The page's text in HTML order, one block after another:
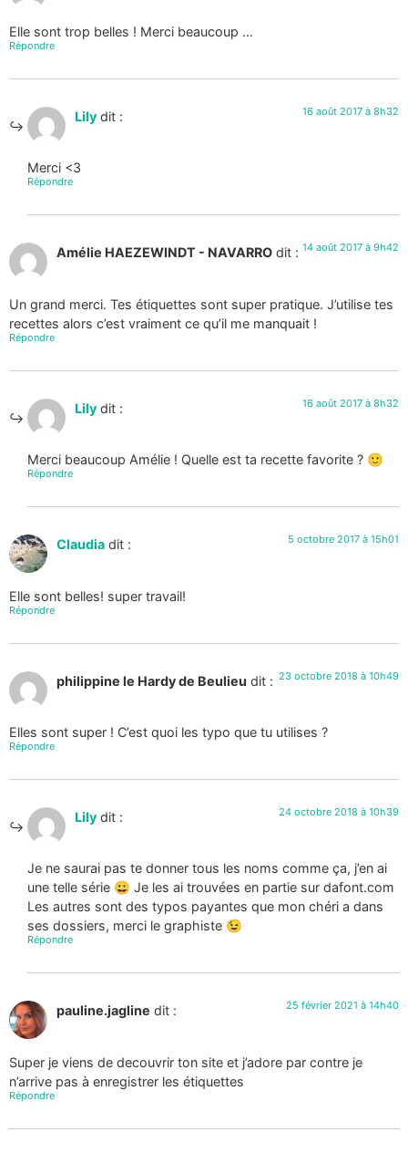
Elle sont trop belles ! Merci beaucoup …
Répondre
Lily dit : 16 août 2017 à 8h32
Merci <3
Répondre
Amélie HAEZEWINDT - NAVARRO dit : 14 août 2017 à 9h42
Un grand merci. Tes étiquettes sont super pratique. J’utilise tes
recettes alors c’est vraiment ce qu’il me manquait !
Répondre
Lily dit : 16 août 2017 à 8h32
Merci beaucoup Amélie ! Quelle est ta recette favorite ? 🙂
Répondre
Claudia dit : 5 octobre 2017 à 15h01
Elle sont belles! super travail!
Répondre
philippine le Hardy de Beulieu dit : 23 octobre 2018 à 10h49
Elles sont super ! C’est quoi les typo que tu utilises ?
Répondre
Lily dit : 24 octobre 2018 à 10h39
Je ne saurai pas te donner tous les noms comme ça, j’en ai
une telle série 😀 Je les ai trouvées en partie sur dafont.com
Les autres sont des typos payantes que mon chéri a dans
ses dossiers, merci le graphiste 😉
Répondre
pauline.jagline dit : 25 février 2021 à 14h40
Super je viens de decouvrir ton site et j’adore par contre je
n’arrive pas à enregistrer les étiquettes
Répondre